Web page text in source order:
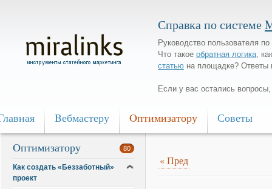
Справка по системе
Руководство пользователя
Что такое обратная логика,
статью на площадке? Ответы
Если у вас остались
Bебмастеру Oптимизатору Советы
«Пред
Oптимизатору 80
Как создать «Беззаботный»
проект